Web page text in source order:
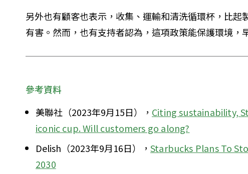
另外也有顧客也表示，收集、運輸和清洗循環杯，比起
有害。然而，也有支持者認為，這項政策能保護環境，
參考資料
美聯社（2023年9月15日）， Citing sustainability,
iconic cup. Will customers go along?
Delish（2023年9月16日）， Starbucks Plans To
2030